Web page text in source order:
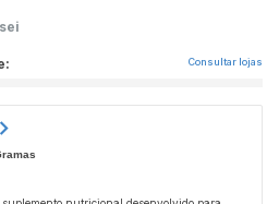
Consultar lojas